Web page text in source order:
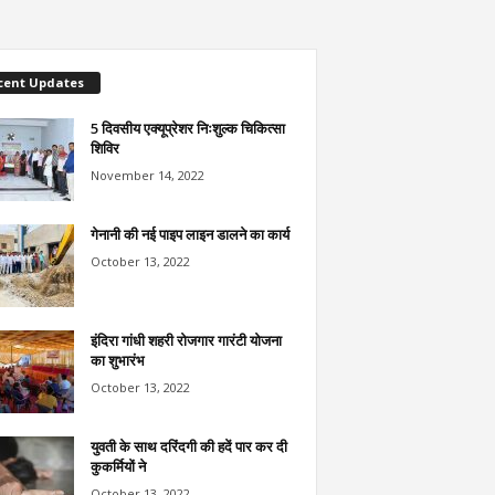
Updates
5 दिवसीय एक्यूप्रेशर निःशुल्क चिकित्सा
शिविर
November 14, 2022
गेनानी की नई पाइप लाइन डालने का कार्य
October 13, 2022
इंदिरा गांधी शहरी रोजगार गारंटी योजना
का शुभारंभ
October 13, 2022
युवती के साथ दरिंदगी की हदें पार कर दी
कुकर्मियों ने